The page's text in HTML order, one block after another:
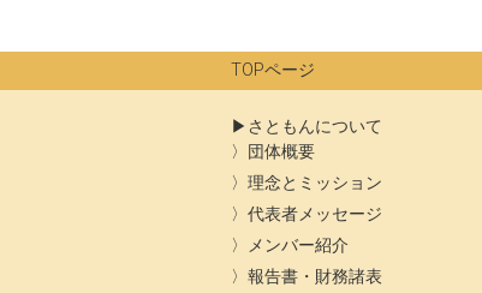
ン
TOPページ
さともんについて
団体概要
理念とミッション
代表者メッセージ
メンバー紹介
報告書・財務諸表